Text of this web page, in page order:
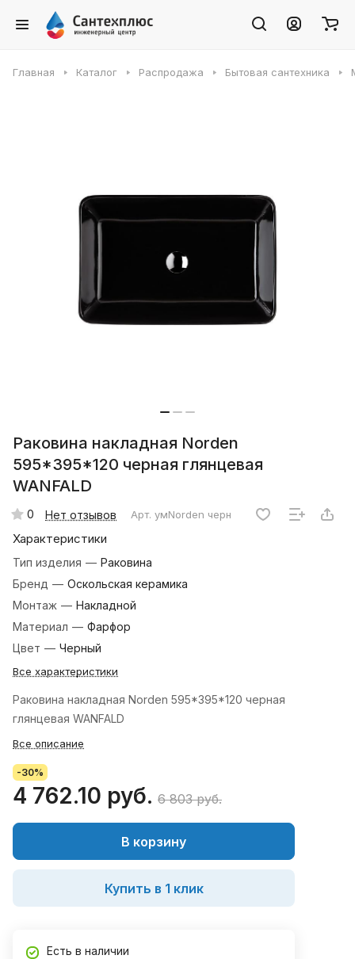
Главная Каталог Распродажа Бытовая сантехника
Раковина накладная Norden
595*395*120 черная глянцевая
WANFALD
0 Нет отзывов Арт. умNorden черн
Характеристики
Тип изделия — Раковина
Бренд — Оскольская керамика
Монтаж — Накладной
Материал — Фарфор
Цвет — Черный
Все характеристики
Раковина накладная Norden 595*395*120 черная
глянцевая WANFALD
Все описание
-30%
4 762.10 руб. 6 803 руб.
В корзину
Купить в 1 клик
Есть в наличии